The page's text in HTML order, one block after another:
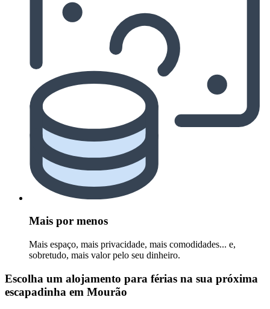
Mais por menos
Mais espaço, mais privacidade, mais comodidades... e,
sobretudo, mais valor pelo seu dinheiro.
Escolha um alojamento para férias na sua próxima
escapadinha em Mourão